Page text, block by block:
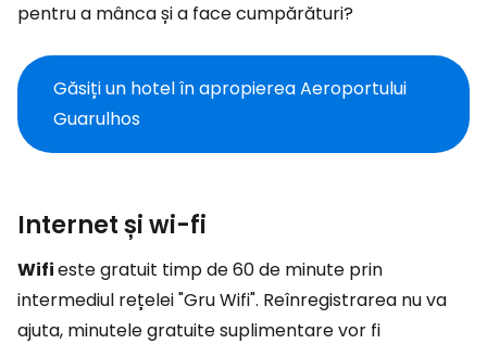
pentru a mânca și a face cumpărături?
Găsiți un hotel în apropierea Aeroportului
Guarulhos
Internet și wi-fi
Wifieste gratuit timp de 60 de minute prin
intermediul rețelei "Gru Wifi". Reînregistrarea nu va
ajuta, minutele gratuite suplimentare vor fi